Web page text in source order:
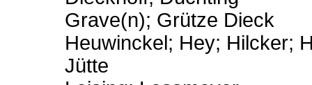
Grave(n); Grütze Dieck
Heuwinckel; Hey; Hilcker;
Jütte